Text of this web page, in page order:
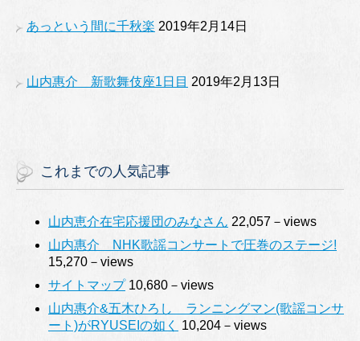
あっという間に千秋楽 2019年2月14日
山内惠介 新歌舞伎座1日目 2019年2月13日
これまでの人気記事
山内恵介在宅応援団のみなさん 22,057－views
山内惠介 NHK歌謡コンサートで圧巻のステージ!
15,270－views
サイトマップ10,680－views
山内惠介&五木ひろし ランニングマン(歌謡コンサ
ート)がRYUSEIの如く
10,204－views